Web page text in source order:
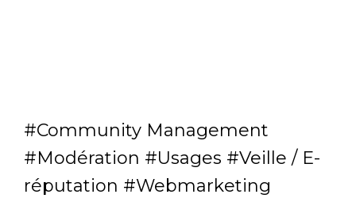
Community Management
Modération
Usages
Veille / E-
réputation
Webmarketing